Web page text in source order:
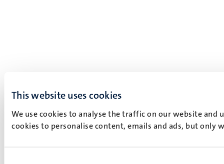
This website uses cookies
We use cookies to analyse the traffic on our website and
cookies to personalise content, emails and ads, but only